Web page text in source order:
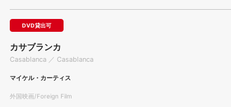
DVD貸出可
カサブランカ
Casablanca ／ Casablanca
マイケル・カーティス
外国映画/Foreign Film